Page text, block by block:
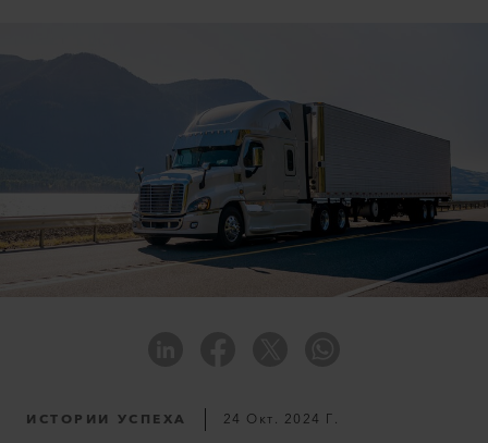
ИСТОРИИ УСПЕХА 24 Окт. 2024 Г.